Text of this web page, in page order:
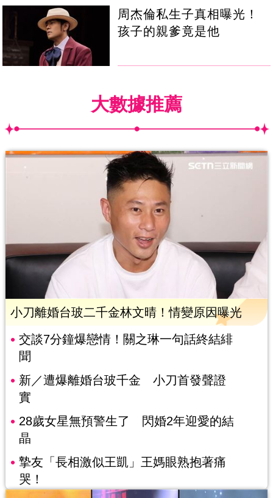
周杰倫私生子真相曝光！
孩子的親爹竟是他
大數據推薦
小刀離婚台玻二千金林文晴！情變原因曝光
交談7分鐘爆戀情！關之琳一句話終結緋
聞
新／遭爆離婚台玻千金 小刀首發聲證
實
28歲女星無預警生了 閃婚2年迎愛的結
晶
摯友「長相激似王凱」王媽眼熟抱著痛
哭！